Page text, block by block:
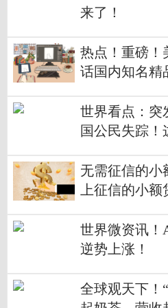
来了！
热点！重磅！
话国内知名精
国资产韧性如
世界看点：突
国公民失踪！
股今日下跌！
无需征信的小
上征信的小额
世界微资讯！
逆势上涨！
全球观天下！